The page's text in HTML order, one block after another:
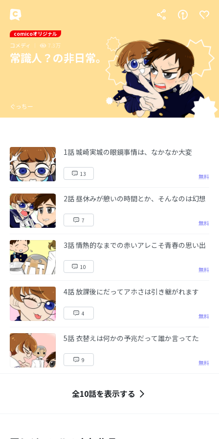
comicoオリジナル
コメディ 7.3万
常識人？の非日常。
ぐっちー
1話 城崎実城の眼鏡事情は、なかなか大変
13 無料
2話 昼休みが憩いの時間とか、そんなのは幻想
7 無料
3話 情熱的なまでの赤いアレこそ青春の思い出
10 無料
4話 放課後にだってアホさは引き継がれます
4 無料
5話 衣替えは何かの予兆だって誰か言ってた
9 無料
全10話を表示する